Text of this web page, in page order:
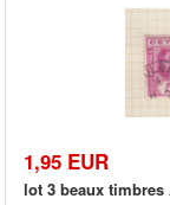
1,95 EUR
lot 3 beaux timbres